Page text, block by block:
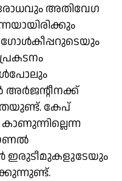
അതിവേഗ
അർജന്റീനക്ക്
കേപ്
ഇരുടീമുകളുടേയും